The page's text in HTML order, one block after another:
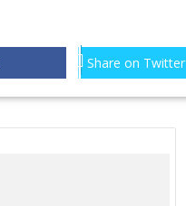
Share on Twitter